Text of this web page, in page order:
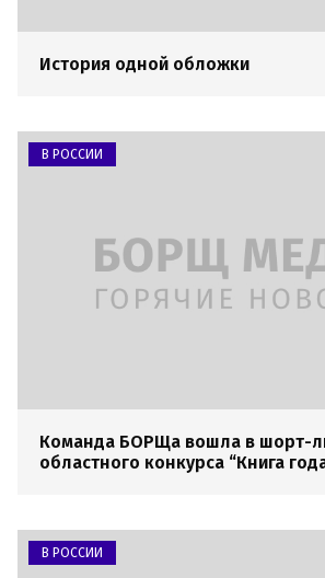
История одной обложки
В РОССИИ
Команда БОРЩа вошла в шорт-
областного конкурса “Книга
В РОССИИ